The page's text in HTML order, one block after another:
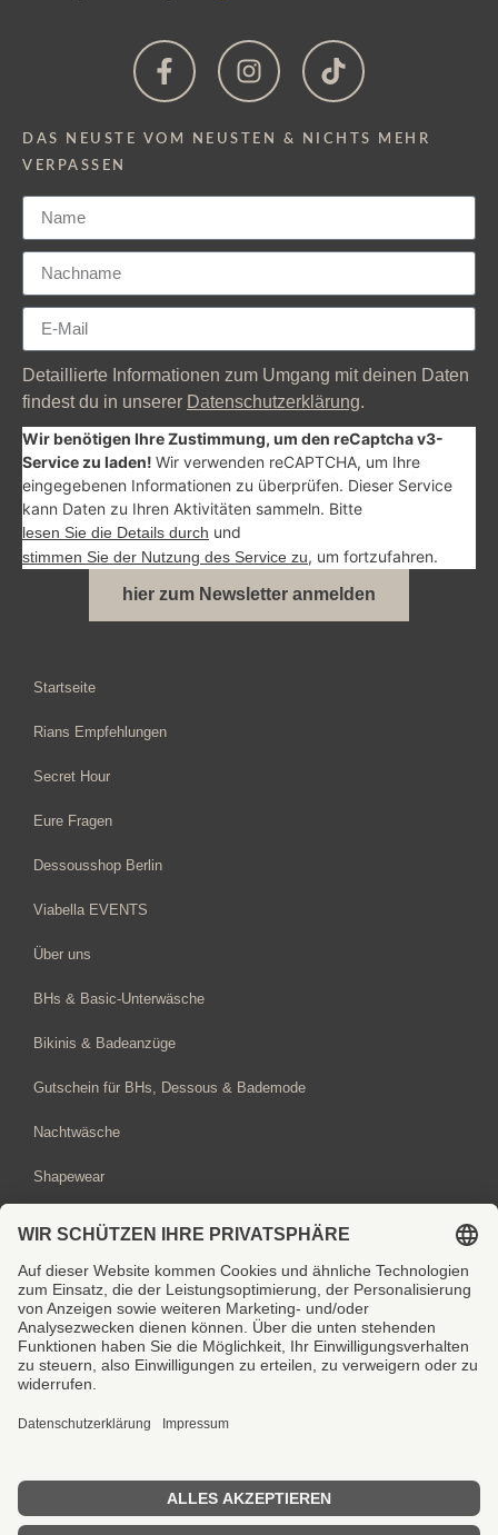
DAS NEUSTE VOM NEUSTEN & NICHTS MEHR
VERPASSEN
Detaillierte Informationen zum Umgang mit deinen Daten
findest du in unserer Datenschutzerklärung.
Wir benötigen Ihre Zustimmung, um den reCaptcha v3-
Service zu laden! Wir verwenden reCAPTCHA, um Ihre
eingegebenen Informationen zu überprüfen. Dieser Service
kann Daten zu Ihren Aktivitäten sammeln. Bitte
lesen Sie die Details durch und
stimmen Sie der Nutzung des Service zu, um fortzufahren.
hier zum Newsletter anmelden
Startseite
Rians Empfehlungen
Secret Hour
Eure Fragen
Dessousshop Berlin
Viabella EVENTS
Über uns
BHs & Basic-Unterwäsche
Bikinis & Badeanzüge
Gutschein für BHs, Dessous & Bademode
Nachtwäsche
Shapewear
Sport-BHs
BH-Beratung hier buchen
Gutschein hier bestellen